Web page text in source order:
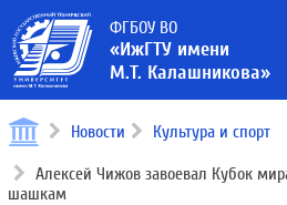
ФГБОУ ВО
«ИжГТУ имени
М.Т. Калашникова»
Новости Культура и спорт
Алексей Чижов завоевал Кубок
шашкам